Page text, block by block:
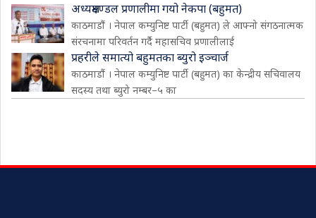
अध्यक्षमण्डल प्रणालीमा गयो नेकपा (बहुमत)
काठमाडौं । नेपाल कम्युनिष्ट पार्टी (बहुमत) ले आफ्नो संगठनात्मक
संरचनामा परिवर्तन गर्दै महासचिव प्रणालीलाई
प्रहरीले समात्यो बहुमतका ब्युरो इञ्चार्ज
काठमाडौं । नेपाल कम्युनिष्ट पार्टी (बहुमत) का केन्द्रीय सचिवालय
सदस्य तथा ब्युरो नम्बर–५ का